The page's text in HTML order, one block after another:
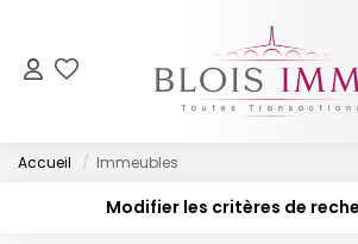
NOS BIENS
Louer
Accueil Immeubles
Modifier les critères de